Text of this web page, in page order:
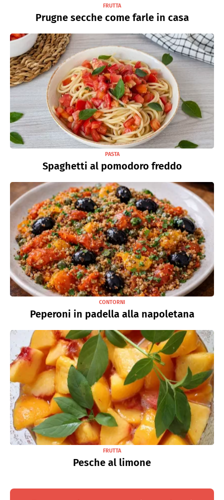
FRUTTA
Prugne secche come farle in casa
PASTA
Spaghetti al pomodoro freddo
CONTORNI
Peperoni in padella alla napoletana
FRUTTA
Pesche al limone